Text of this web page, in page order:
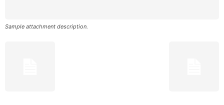
Sample attachment description.